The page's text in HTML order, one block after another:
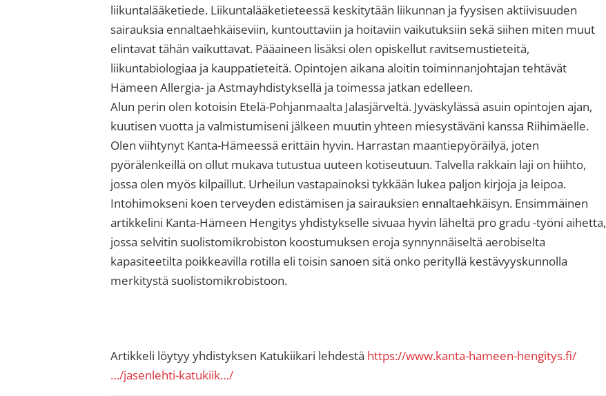
liikuntalääketiede. Liikuntalääketieteessä keskitytään liikunnan ja fyysisen aktiivisuuden
sairauksia ennaltaehkäiseviin, kuntouttaviin ja hoitaviin vaikutuksiin sekä siihen miten muut
elintavat tähän vaikuttavat. Pääaineen lisäksi olen opiskellut ravitsemustieteitä,
liikuntabiologiaa ja kauppatieteitä. Opintojen aikana aloitin toiminnanjohtajan tehtävät
Hämeen Allergia- ja Astmayhdistyksellä ja toimessa jatkan edelleen.
Alun perin olen kotoisin Etelä-Pohjanmaalta Jalasjärveltä. Jyväskylässä asuin opintojen ajan,
kuutisen vuotta ja valmistumiseni jälkeen muutin yhteen miesystäväni kanssa Riihimäelle.
Olen viihtynyt Kanta-Hämeessä erittäin hyvin. Harrastan maantiepyöräilyä, joten
pyörälenkeillä on ollut mukava tutustua uuteen kotiseutuun. Talvella rakkain laji on hiihto,
jossa olen myös kilpaillut. Urheilun vastapainoksi tykkään lukea paljon kirjoja ja leipoa.
Intohimokseni koen terveyden edistämisen ja sairauksien ennaltaehkäisyn. Ensimmäinen
artikkelini Kanta-Hämeen Hengitys yhdistykselle sivuaa hyvin läheltä pro gradu -työni aihetta,
jossa selvitin suolistomikrobiston koostumuksen eroja synnynnäiseltä aerobiselta
kapasiteetilta poikkeavilla rotilla eli toisin sanoen sitä onko perityllä kestävyyskunnolla
merkitystä suolistomikrobistoon.
Artikkeli löytyy yhdistyksen Katukiikari lehdestä https://www.kanta-hameen-hengitys.fi/
…/jasenlehti-katukiik…/